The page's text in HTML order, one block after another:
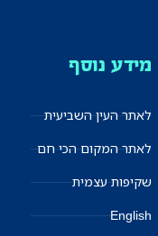
מידע נוסף
לאתר העין השביעית
לאתר המקום הכי חם
שקיפות עצמית
English